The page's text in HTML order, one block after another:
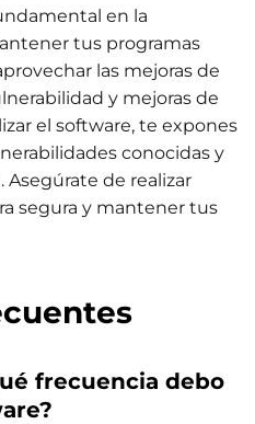
en la
tus programas
las mejoras de
y mejoras de
el software, te expones
conocidas y
de realizar
segura y mantener tus
frecuencia debo